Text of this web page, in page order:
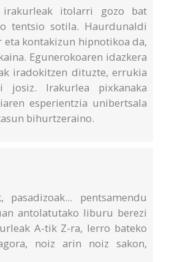
irakurleak itolarri gozo bat
tentsio sotila. Haurdunaldi
kontakizun hipnotikoa da,
Egunerokoaren idazkera
iradokitzen dituzte, errukia
josiz. Irakurlea pixkanaka
esperientzia unibertsala
bihurtzeraino.
pasadizoak... pentsamendu
antolatutako liburu berezi
A-tik Z-ra, lerro bateko
noiz arin noiz sakon,